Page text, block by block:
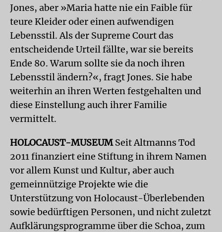
Jones, aber »Maria hatte nie ein Faible für
teure Kleider oder einen aufwendigen
Lebensstil. Als der Supreme Court das
entscheidende Urteil fällte, war sie bereits
Ende 80. Warum sollte sie da noch ihren
Lebensstil ändern?«, fragt Jones. Sie habe
weiterhin an ihren Werten festgehalten und
diese Einstellung auch ihrer Familie
vermittelt.
HOLOCAUST-MUSEUMSeit Altmanns Tod
2011 finanziert eine Stiftung in ihrem Namen
vor allem Kunst und Kultur, aber auch
gemeinnützige Projekte wie die
Unterstützung von Holocaust-Überlebenden
sowie bedürftigen Personen, und nicht zuletzt
Aufklärungsprogramme über die Schoa, zum